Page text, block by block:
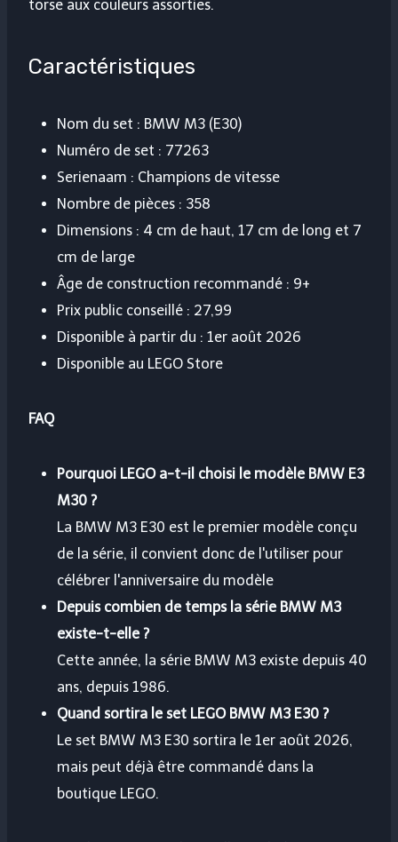
torse aux couleurs assorties.
Caractéristiques
Nom du set : BMW M3 (E30)
Numéro de set : 77263
Serienaam : Champions de vitesse
Nombre de pièces : 358
Dimensions : 4 cm de haut, 17 cm de long et 7
cm de large
Âge de construction recommandé : 9+
Prix ​​public conseillé : 27,99
Disponible à partir du : 1er août 2026
Disponible au LEGO Store
FAQ
Pourquoi LEGO a-t-il choisi le modèle BMW E3
M30 ?
La BMW M3 E30 est le premier modèle conçu
de la série, il convient donc de l'utiliser pour
célébrer l'anniversaire du modèle
Depuis combien de temps la série BMW M3
existe-t-elle ?
Cette année, la série BMW M3 existe depuis 40
ans, depuis 1986.
Quand sortira le set LEGO BMW M3 E30 ?
Le set BMW M3 E30 sortira le 1er août 2026,
mais peut déjà être commandé dans la
boutique LEGO.